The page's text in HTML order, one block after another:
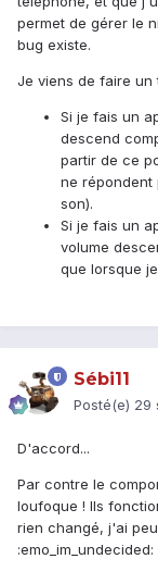
permet de gérer le
bug existe.
Je viens de faire un
Si je fais un
descend
partir de ce
ne répondent
son).
Si je fais un
volume
que lorsque
Sébi11
Posté(e) 29
D'accord...
Par contre le
loufoque ! Ils
rien changé, j'ai
:emo_im_undecided: